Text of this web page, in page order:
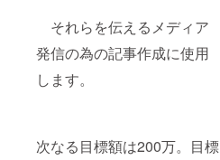
それらを伝えるメディア
発信の為の記事作成に使用
します。
次なる目標額は200万。目標